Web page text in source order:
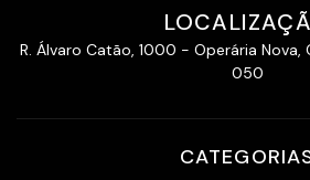
R. Álvaro Catão, 1000 - Operária
050